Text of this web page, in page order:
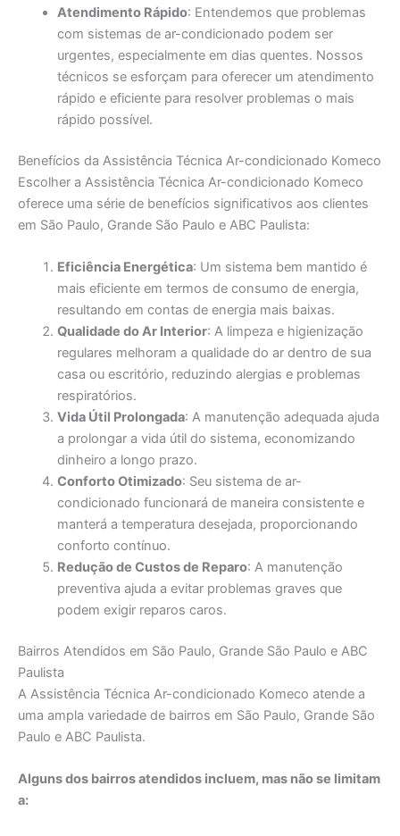
Atendimento Rápido: Entendemos que problemas
com sistemas de ar-condicionado podem ser
urgentes, especialmente em dias quentes. Nossos
técnicos se esforçam para oferecer um atendimento
rápido e eficiente para resolver problemas o mais
rápido possível.
Benefícios da Assistência Técnica Ar-condicionado Komeco
Escolher a Assistência Técnica Ar-condicionado Komeco
oferece uma série de benefícios significativos aos clientes
em São Paulo, Grande São Paulo e ABC Paulista:
Eficiência Energética: Um sistema bem mantido é
mais eficiente em termos de consumo de energia,
resultando em contas de energia mais baixas.
Qualidade do Ar Interior: A limpeza e higienização
regulares melhoram a qualidade do ar dentro de sua
casa ou escritório, reduzindo alergias e problemas
respiratórios.
Vida Útil Prolongada: A manutenção adequada ajuda
a prolongar a vida útil do sistema, economizando
dinheiro a longo prazo.
Conforto Otimizado: Seu sistema de ar-
condicionado funcionará de maneira consistente e
manterá a temperatura desejada, proporcionando
conforto contínuo.
Redução de Custos de Reparo: A manutenção
preventiva ajuda a evitar problemas graves que
podem exigir reparos caros.
Bairros Atendidos em São Paulo, Grande São Paulo e ABC
Paulista
A Assistência Técnica Ar-condicionado Komeco atende a
uma ampla variedade de bairros em São Paulo, Grande São
Paulo e ABC Paulista.
Alguns dos bairros atendidos incluem, mas não se limitam
a: